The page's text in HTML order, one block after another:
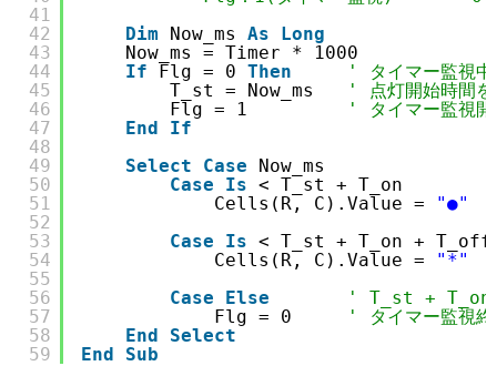
41
42
43
44
45
46
47
48
49
50
51
52
53
54
55
56
57
58
59
Dim
Now_ms As
Long
Now_ms = Timer * 1000
If
Flg = 0 Then
' タイマー監視中
T_st = Now_ms
' 点灯開始時間を
Flg = 1
' タイマー監視開
End
If
Select
Case
Now_ms
Case
Is < T_st + T_on
Cells(R, C).Value =
"●"
Case
Is < T_st + T_on + T_off
Cells(R, C).Value =
"*"
Case
Else
' T_st + T_on
Flg = 0
' タイマー監視終
End
Select
End
Sub